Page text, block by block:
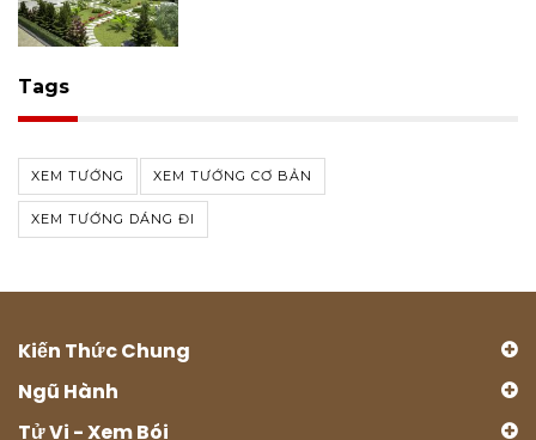
Tags
XEM TƯỚNG XEM TƯỚNG CƠ BẢN
XEM TƯỚNG DÁNG ĐI
Kiến Thức Chung
Ngũ Hành
Tử Vi - Xem Bói